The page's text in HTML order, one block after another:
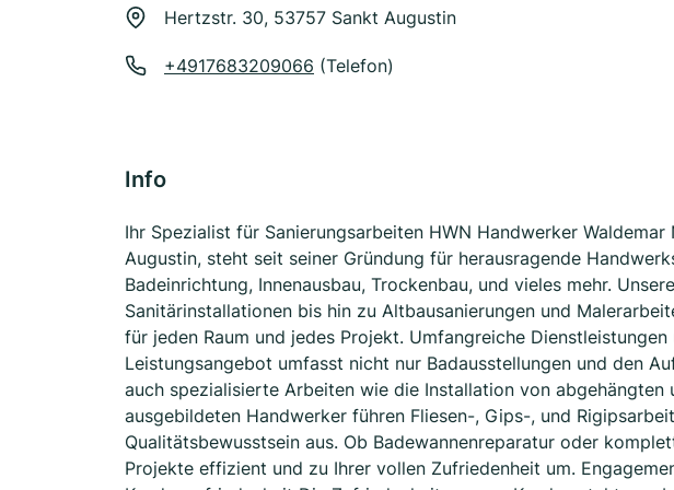
Hertzstr. 30, 53757 Sankt Augustin
+4917683209066 (Telefon)
Info
Ihr Spezialist für Sanierungsarbeiten HWN Handwerker
Augustin, steht seit seiner Gründung für herausragende
Badeinrichtung, Innenausbau, Trockenbau, und vieles mehr.
Sanitärinstallationen bis hin zu Altbausanierungen und
für jeden Raum und jedes Projekt. Umfangreiche
Leistungsangebot umfasst nicht nur Badausstellungen und den
auch spezialisierte Arbeiten wie die Installation von abgehängten
ausgebildeten Handwerker führen Fliesen-, Gips-, und
Qualitätsbewusstsein aus. Ob Badewannenreparatur oder
Projekte effizient und zu Ihrer vollen Zufriedenheit um.